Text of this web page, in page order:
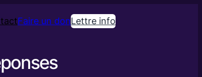
Faire un donLettre info